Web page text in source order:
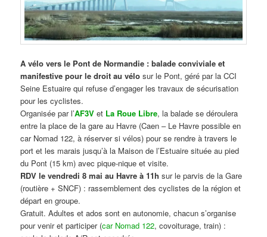
A vélo vers le Pont de Normandie : balade conviviale et
manifestive pour le droit au vélo sur le Pont, géré par la CCI
Seine Estuaire qui refuse d’engager les travaux de sécurisation
pour les cyclistes.
Organisée par l’AF3V et La Roue Libre, la balade se déroulera
entre la place de la gare au Havre (Caen – Le Havre possible en
car Nomad 122, à réserver si vélos) pour se rendre à travers le
port et les marais jusqu’à la Maison de l’Estuaire située au pied
du Pont (15 km) avec pique-nique et visite.
RDV le vendredi 8 mai au Havre à 11h sur le parvis de la Gare
(routière + SNCF) : rassemblement des cyclistes de la région et
départ en groupe.
Gratuit. Adultes et ados sont en autonomie, chacun s’organise
pour venir et participer (car Nomad 122, covoiturage, train) :